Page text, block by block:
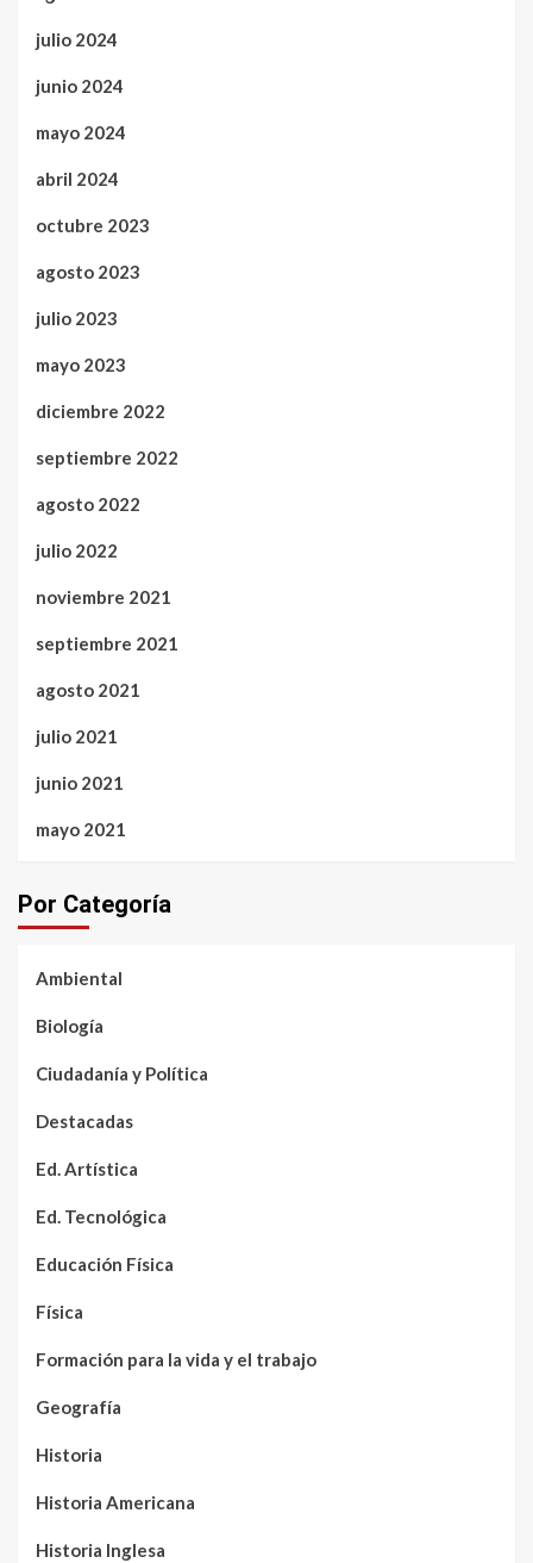
julio 2024
junio 2024
mayo 2024
abril 2024
octubre 2023
agosto 2023
julio 2023
mayo 2023
diciembre 2022
septiembre 2022
agosto 2022
julio 2022
noviembre 2021
septiembre 2021
agosto 2021
julio 2021
junio 2021
mayo 2021
Por Categoría
Ambiental
Biología
Ciudadanía y Política
Destacadas
Ed. Artística
Ed. Tecnológica
Educación Física
Física
Formación para la vida y el trabajo
Geografía
Historia
Historia Americana
Historia Inglesa